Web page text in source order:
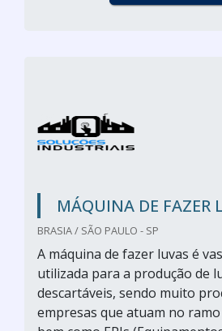
MÁQUINA DE FAZER
BRASIA / SÃO PAULO - SP
A máquina de fazer luvas é
utilizada para a produção de
descartáveis, sendo muito
empresas que atuam no